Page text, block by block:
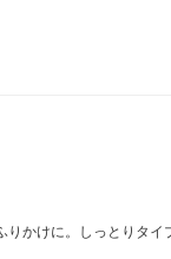
かけに。しっとりタイ